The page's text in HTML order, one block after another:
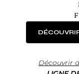
Découvrir